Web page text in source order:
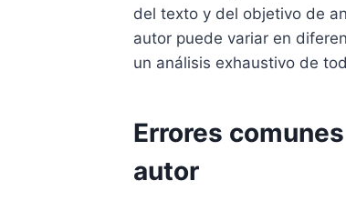
del texto y del objetivo de
autor puede variar en
un análisis exhaustivo de
Errores
autor